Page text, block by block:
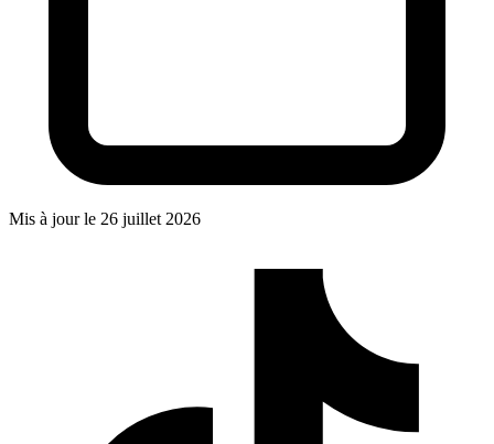
Mis à jour le 26 juillet 2026